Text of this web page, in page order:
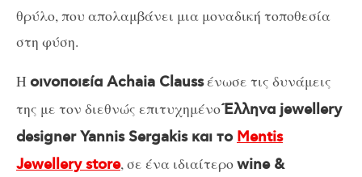
θρύλο, που απολαμβάνει μια μοναδική τοποθεσία
στη φύση.
Η οινοποιεία Achaia Claussένωσε τις δυνάμεις
της με τον διεθνώς επιτυχημένοΈλληνα jewellery
designer Yannis Sergakis και το Mentis
Jewellery store, σε ένα ιδιαίτεροwine &